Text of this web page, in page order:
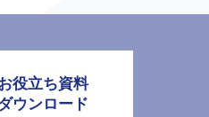
役立ち資料
ウンロード